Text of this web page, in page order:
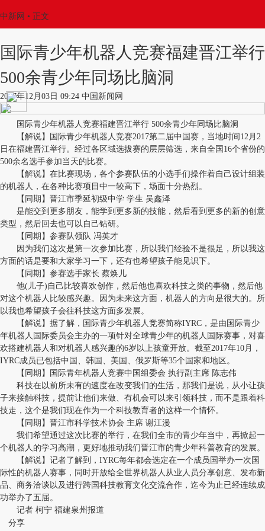
中新网 • 正文
国际青少年机器人竞赛福建晋江举行
500余青少年同场比脑洞
2017年12月03日 09:24 中国新闻网
国际青少年机器人竞赛福建晋江举行 500余青少年同场比脑洞
【解说】国际青少年机器人竞赛2017第二届中国赛，当地时间12月2
日在福建晋江举行。经过各区域选拔赛的层层筛选，来自全国16个省份的
500余名选手参加当天的比赛。
【解说】在比赛现场，各个参赛队伍的小选手们操作着自己设计组装
的机器人，在各种比赛项目中一较高下，场面十分热烈。
【同期】晋江市季延初级中学 学生 吴鑫泽
是能交到更多朋友，能学到更多新的技能，然后看到更多的新的创意
类型，然后回去也可以自己钻研。
【同期】参赛队领队 冯英才
因为我们这次是第一次参加比赛，所以我们经验不是很足，所以我这
方面的话是要和大家学习一下，还有也希望孩子能见识下。
【同期】参赛选手家长 蔡焕儿
他(儿子)自己比较喜欢创作，然后他也喜欢科技之类的事物，然后他
对这个机器人比较感兴趣。因为未来这方面，机器人的方向是很大的。所
以我也希望孩子会往科技这方面多发展。
【解说】据了解，国际青少年机器人竞赛简称IYRC，是由国际青少
年机器人国际委员会主办的一项针对全球青少年的机器人国际赛事，对喜
欢搭建机器人和对机器人感兴趣的6岁以上孩童开放。截至2017年10月，
IYRC成员已包括中国、韩国、美国、俄罗斯等35个国家和地区。
【同期】国际青年机器人竞赛中国组委会 执行副主席 陈志伟
科技在以前所未有的速度在改变我们的生活，那我们是说，从小让孩
子来接触科技，提前让他们来做、有机会可以来引领科技，而不是跟着科
技走，这个是我们现在作为一个科技教育者的这样一个情怀。
【同期】晋江市科学技术协会 主席 谢江漫
我们希望通过这次比赛的举行，在我们全市的青少年当中，再掀起一
个机器人的学习高潮，更好地推动我们晋江市的青少年科普教育的发展。
【解说】记者了解到，IYRC每年都会选定在一个成员国举办一次国
际性的机器人赛事，同时开放给全世界机器人从业人员分享创意、发布新
品、商务洽谈以及进行跨国科技教育文化交流合作，迄今为止已经连续成
功举办了五届。
记者 柯宁 福建泉州报道
分享